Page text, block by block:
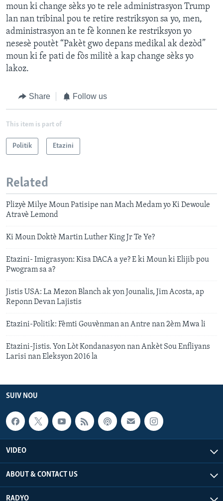
moun ki change sèks yo te rele administrasyon Trump
lan nan tribinal pou te retire restriksyon sa yo, men,
administrasyon an te fè konnen ke restriksyon yo
nesesè poutèt “Pakèt gwo depans medikal ak dezòd”
moun ki fe pati de fòs militè a kap change sèks yo
lakoz.
Share Follow us
This item is part of
Politik Etazini
Related
Plizyè Milye Moun Patisipe nan Mach Medam yo Ki Dewoule
Atravè Lemond
Ki Moun Doktè Martin Luther King Jr Te Ye?
Etazini- Imigrasyon: Kisa DACA a ye? E ki Moun ki Elijib pou
Pwogram sa a?
Jistis USA: La Mezon Blanch ak yon Jounalis, Jim Acosta, ap
Reponn Devan Lajistis
Etazini-Politik: Fèmti Gouvènman an Antre nan 2èm Mwa li
Etazini-Jistis. Yon Lòt Kondanasyon nan Ankèt Sou Enfliyans
Larisi nan Eleksyon 2016 la
SUIV NOU
VIDEO
ABOUT & CONTACT US
RADYO